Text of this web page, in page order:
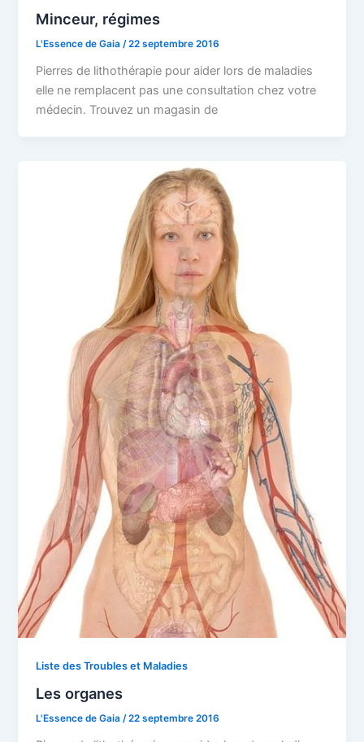
Minceur, régimes
L'Essence de Gaia /22 septembre 2016
Pierres de lithothérapie pour aider lors de maladies
elle ne remplacent pas une consultation chez votre
médecin. Trouvez un magasin de
Liste des Troubles et Maladies
Les organes
L'Essence de Gaia/22 septembre 2016